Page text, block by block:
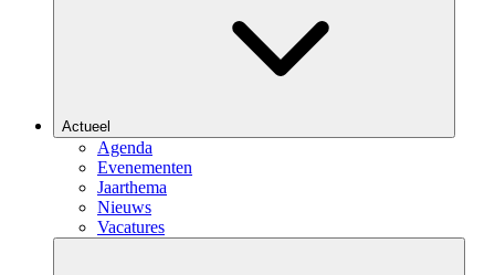
Actueel
Agenda
Evenementen
Jaarthema
Nieuws
Vacatures